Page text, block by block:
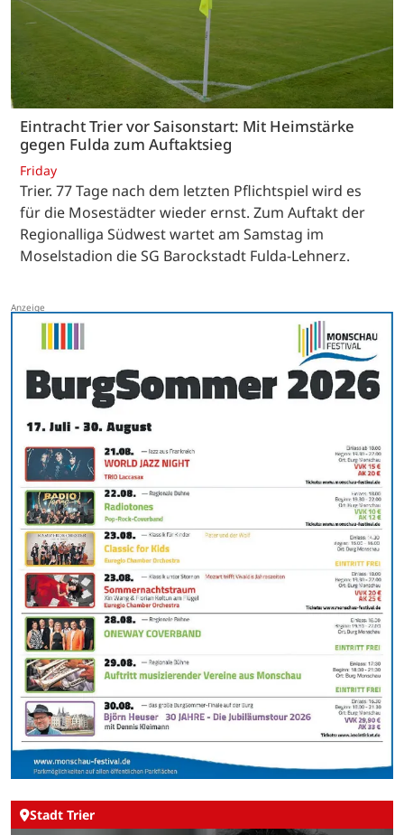
Eintracht Trier vor Saisonstart: Mit Heimstärke
gegen Fulda zum Auftaktsieg
Friday
Trier. 77 Tage nach dem letzten Pflichtspiel wird es
für die Mosestädter wieder ernst. Zum Auftakt der
Regionalliga Südwest wartet am Samstag im
Moselstadion die SG Barockstadt Fulda-Lehnerz.
Stadt Trier